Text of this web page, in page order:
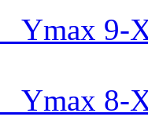
9-
8-